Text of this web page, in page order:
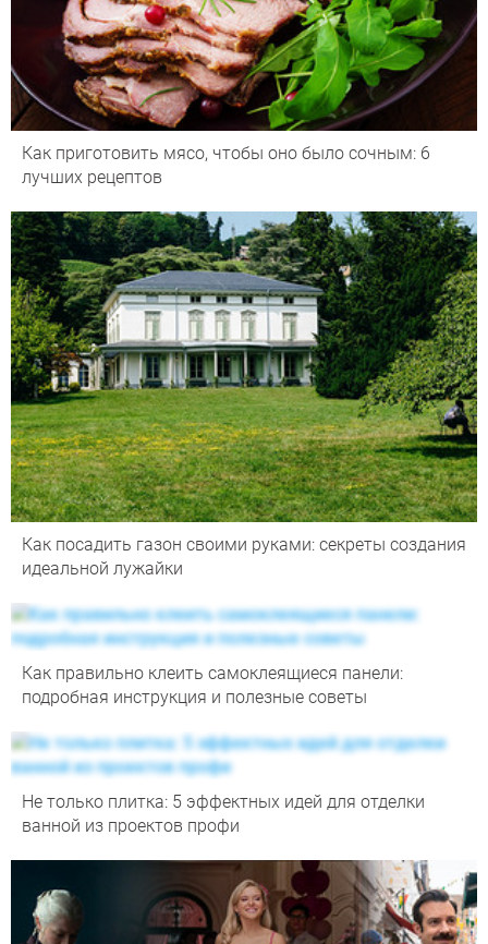
Как приготовить мясо, чтобы оно было сочным: 6
лучших рецептов
Как посадить газон своими руками: секреты создания
идеальной лужайки
Как правильно клеить самоклеящиеся панели:
подробная инструкция и полезные советы
Не только плитка: 5 эффектных идей для отделки
ванной из проектов профи